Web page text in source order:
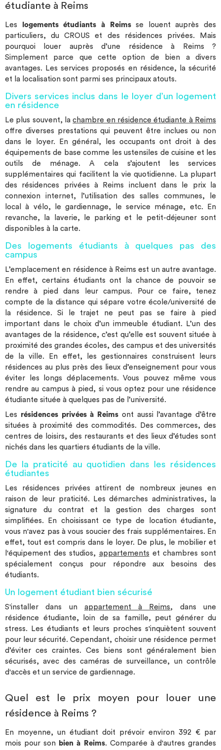
étudiante à Reims
Les logements étudiants à Reimsse louent auprès des
particuliers, du CROUS et des résidences privées. Mais
pourquoi louer auprès d’une résidence à Reims ?
Simplement parce que cette option de bien a divers
avantages. Les services proposés en résidence, la sécurité
et la localisation sont parmi ses principaux atouts.
Divers services inclus dans le loyer d’un logement
en résidence
Le plus souvent, lachambre en résidence étudiante à Reims
offre diverses prestations qui peuvent être inclues ou non
dans le loyer. En général, les occupants ont droit à des
équipements de base comme les ustensiles de cuisine et les
outils de ménage. A cela s’ajoutent les services
supplémentaires qui facilitent la vie quotidienne. La plupart
des résidences privées à Reims incluent dans le prix la
connexion internet, l’utilisation des salles communes, le
local à vélo, le gardiennage, le service ménage, etc. En
revanche, la laverie, le parking et le petit-déjeuner sont
disponibles à la carte.
Des logements étudiants à quelques pas des
campus
L’emplacement en résidence à Reims est un autre avantage.
En effet, certains étudiants ont la chance de pouvoir se
rendre à pied dans leur campus. Pour ce faire, tenez
compte de la distance qui sépare votre école/université de
la résidence. Si le trajet ne peut pas se faire à pied
important dans le choix d’un immeuble étudiant. L’un des
avantages de la résidence, c’est qu’elle est souvent située à
proximité des grandes écoles, des campus et des universités
de la ville. En effet, les gestionnaires construisent leurs
résidences au plus près des lieux d’enseignement pour vous
éviter les longs déplacements. Vous pouvez même vous
rendre au campus à pied, si vous optez pour une résidence
étudiante située à quelques pas de l’université.
Les résidences privées à Reims ont aussi l’avantage d’être
situées à proximité des commodités. Des commerces, des
centres de loisirs, des restaurants et des lieux d’études sont
nichés dans les quartiers étudiants de la ville.
De la praticité au quotidien dans les résidences
étudiantes
Les résidences privées attirent de nombreux jeunes en
raison de leur praticité. Les démarches administratives, la
signature du contrat et la gestion des charges sont
simplifiées. En choisissant ce type de location étudiante,
vous n'avez pas à vous soucier des frais supplémentaires. En
effet, tout est compris dans le loyer. De plus, le mobilier et
l'équipement des studios, appartements et chambres sont
spécialement conçus pour répondre aux besoins des
étudiants.
Un logement étudiant bien sécurisé
S'installer dans un appartement à Reims, dans une
résidence étudiante, loin de sa famille, peut générer du
stress. Les étudiants et leurs proches s'inquiètent souvent
pour leur sécurité. Cependant, choisir une résidence permet
d’éviter ces craintes. Ces biens sont généralement bien
sécurisés, avec des caméras de surveillance, un contrôle
d'accès et un service de gardiennage.
Quel est le prix moyen pour louer une
résidence à Reims ?
En moyenne, un étudiant doit prévoir environ 392 € par
mois pour son bien à Reims. Comparée à d'autres grandes